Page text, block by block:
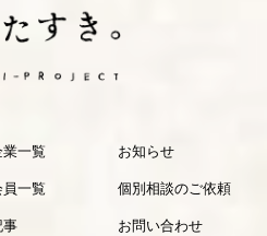
一覧
一覧
事
お知らせ
個別相談のご依頼
お問い合わせ